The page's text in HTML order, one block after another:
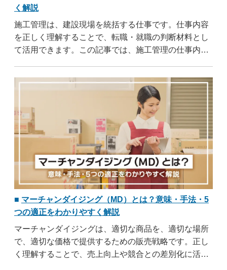
く解説
施工管理は、建設現場を統括する仕事です。仕事内容
を正しく理解することで、転職・就職の判断材料とし
て活用できます。この記事では、施工管理の仕事内
るので、ぜひ参考にしてください。
マーチャンダイジング（MD）とは？意味・手法・5
つの適正をわかりやすく解説
マーチャンダイジングは、適切な商品を、適切な場所
で、適切な価格で提供するための販売戦略です。正し
く理解することで、売上向上や競合との差別化に活か